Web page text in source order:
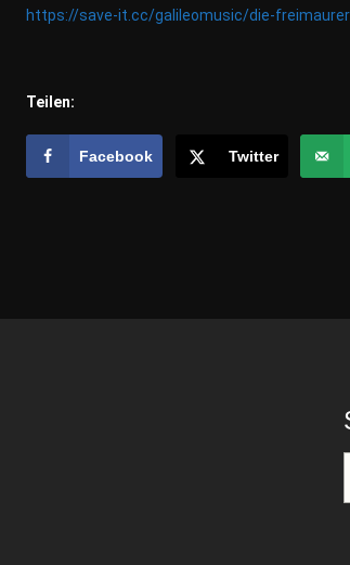
https://save-it.cc/galileomusic/die-
Teilen:
Facebook Twitter